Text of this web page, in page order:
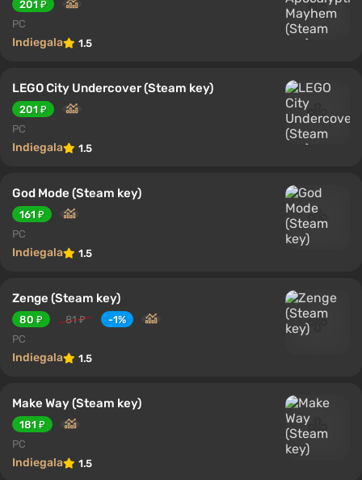
201 ₽
PC
Indiegala 1.5
LEGO City Undercover (Steam key)
201 ₽
PC
Indiegala 1.5
God Mode (Steam key)
161 ₽
PC
Indiegala 1.5
Zenge (Steam key)
80 ₽ 81 ₽
-1%
PC
Indiegala 1.5
Make Way (Steam key)
181 ₽
PC
Indiegala 1.5